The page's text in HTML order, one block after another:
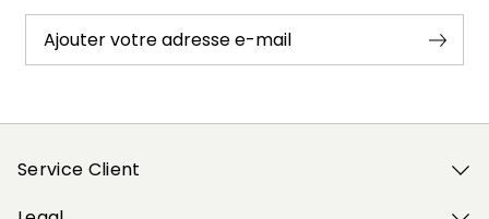
Ajouter votre adresse e-mail
Service Client